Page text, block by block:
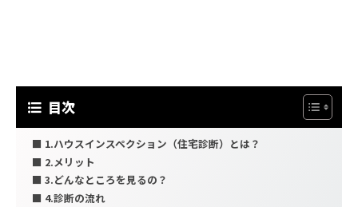
目次
1.ハウスインスペクション（住宅診断）とは？
2.メリット
3.どんなところを見るの？
4.診断の流れ